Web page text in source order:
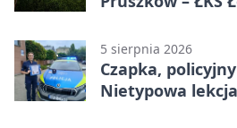
5 sierpnia 2026
Czapka,
Nietypowa